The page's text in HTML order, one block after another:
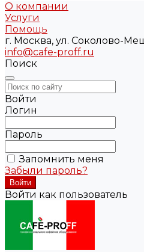
О компании
Услуги
Помощь
г. Москва, ул. Соколово-
info@cafe-proff.ru
Поиск
Войти
Логин
Пароль
Запомнить меня
Забыли пароль?
Войти как пользователь